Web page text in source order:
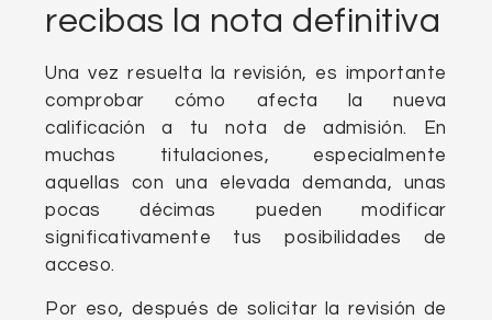
recibas la nota definitiva
Una vez resuelta la revisión, es importante
comprobar cómo afecta la nueva
calificación a tu nota de admisión. En
muchas titulaciones, especialmente
aquellas con una elevada demanda, unas
pocas décimas pueden modificar
significativamente tus posibilidades de
acceso.
Por eso, después de solicitar la revisión de